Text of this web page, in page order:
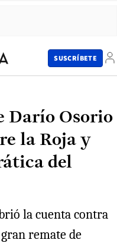
SUSCRÍBETE
Darío Osorio
la Roja y
del
la cuenta contra
remate de